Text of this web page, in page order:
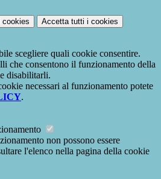
cookies Accetta tutti i cookies
scegliere quali cookie consentire.
che consentono il funzionamento della
disabilitarli.
necessari al funzionamento potete
.
non possono essere
l'elenco nella pagina della cookie